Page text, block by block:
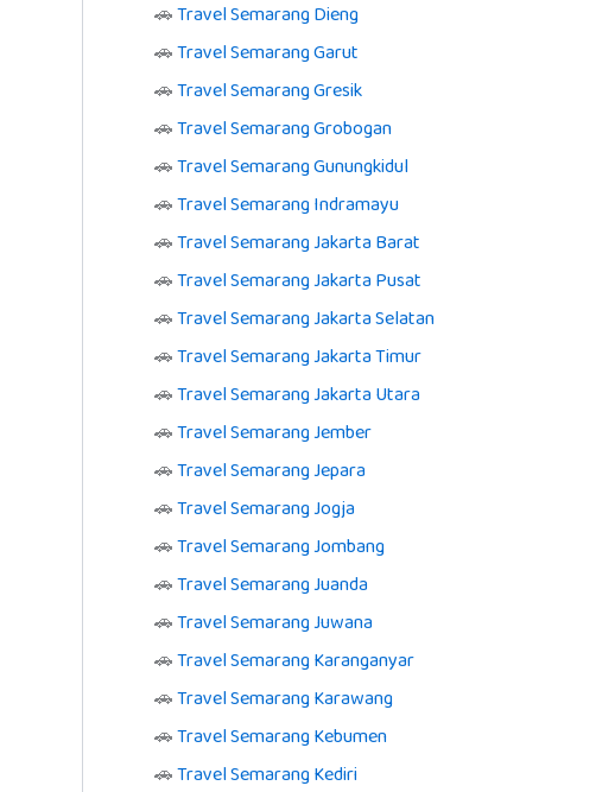
🚗Travel Semarang Dieng
🚗Travel Semarang Garut
🚗Travel Semarang Gresik
🚗Travel Semarang Grobogan
🚗Travel Semarang Gunungkidul
🚗Travel Semarang Indramayu
🚗Travel Semarang Jakarta Barat
🚗Travel Semarang Jakarta Pusat
🚗Travel Semarang Jakarta Selatan
🚗Travel Semarang Jakarta Timur
🚗Travel Semarang Jakarta Utara
🚗Travel Semarang Jember
🚗Travel Semarang Jepara
🚗Travel Semarang Jogja
🚗Travel Semarang Jombang
🚗Travel Semarang Juanda
🚗Travel Semarang Juwana
🚗Travel Semarang Karanganyar
🚗Travel Semarang Karawang
🚗Travel Semarang Kebumen
🚗Travel Semarang Kediri